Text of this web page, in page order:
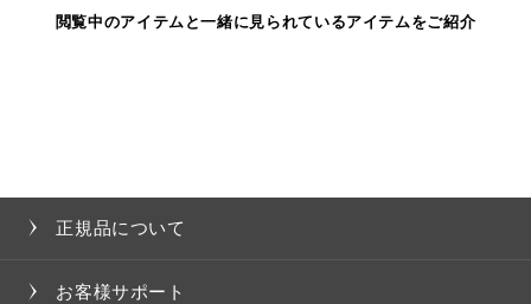
閲覧中のアイテムと一緒に見られているアイテムをご紹介
正規品について
お客様サポート